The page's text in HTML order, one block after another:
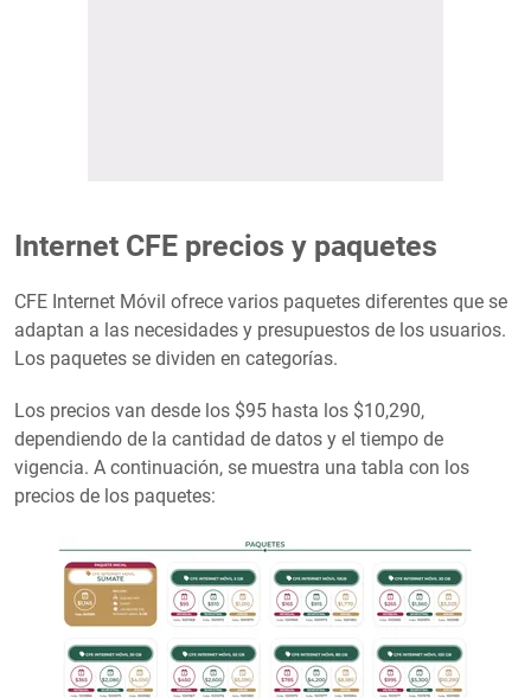
Internet CFE precios y paquetes
CFE Internet Móvil ofrece varios paquetes diferentes que se
adaptan a las necesidades y presupuestos de los usuarios.
Los paquetes se dividen en categorías.
Los precios van desde los $95 hasta los $10,290,
dependiendo de la cantidad de datos y el tiempo de
vigencia. A continuación, se muestra una tabla con los
precios de los paquetes: